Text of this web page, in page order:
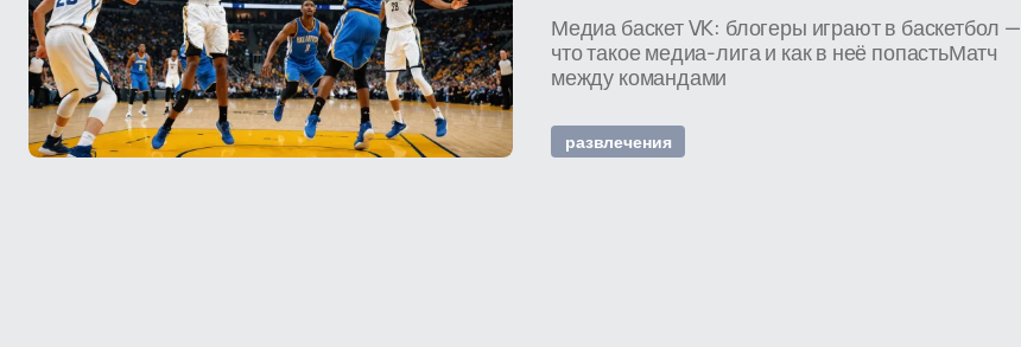
Медиа баскет VK: блогеры играют в баскетбол —
что такое медиа-лига и как в неё попастьМатч
между командами
развлечения